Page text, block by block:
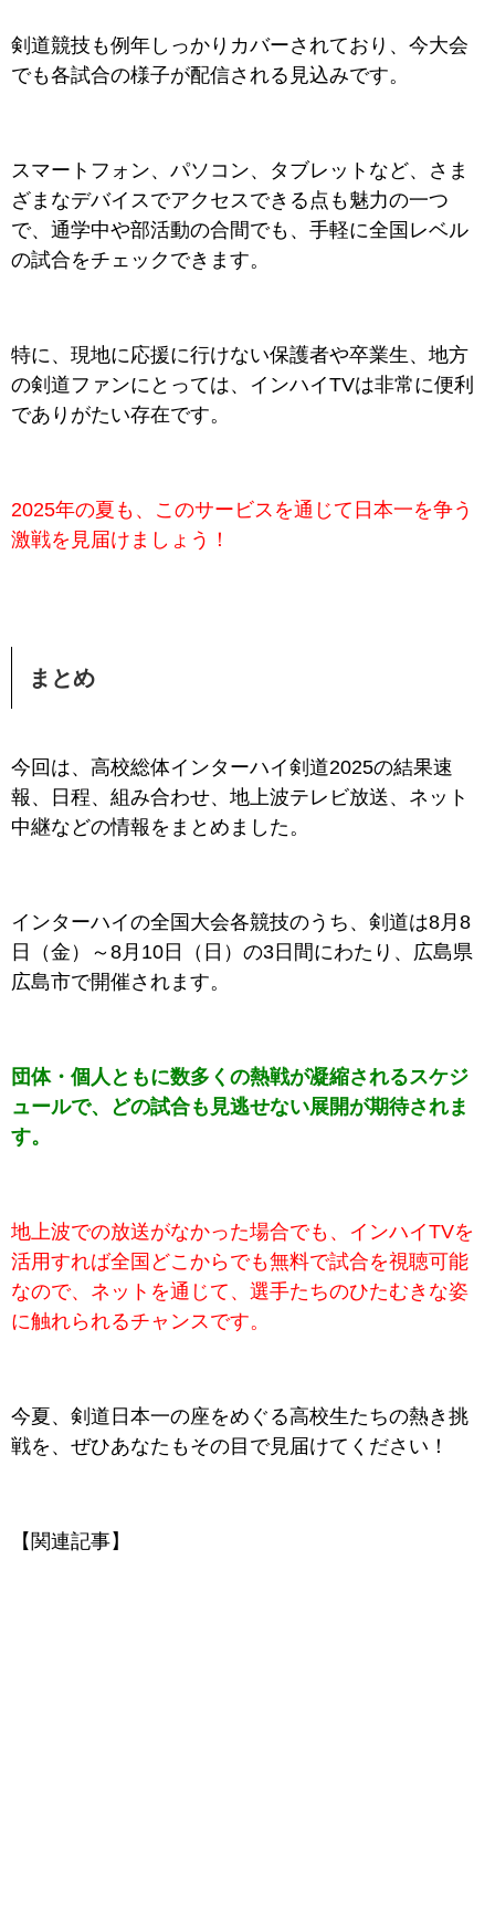
剣道競技も例年しっかりカバーされており、今大会
でも各試合の様子が配信される見込みです。
スマートフォン、パソコン、タブレットなど、さま
ざまなデバイスでアクセスできる点も魅力の一つ
で、通学中や部活動の合間でも、手軽に全国レベル
の試合をチェックできます。
特に、現地に応援に行けない保護者や卒業生、地方
の剣道ファンにとっては、インハイTVは非常に便利
でありがたい存在です。
2025年の夏も、このサービスを通じて日本一を争う
激戦を見届けましょう！
まとめ
今回は、高校総体インターハイ剣道2025の結果速
報、
日程、組み合わせ、地上波テレビ放送、ネット
中継などの情報をまとめました。
インターハイの全国大会各競技のうち、剣道は8月8
日（金）～8月10日（日）の3日間にわたり、広島県
広島市で開催されます。
団体・個人ともに数多くの熱戦が凝縮されるスケジ
ュールで、どの試合も見逃せない展開が期待されま
す。
地上波での放送がなかった場合でも、インハイTVを
活用すれば全国どこからでも無料で試合を視聴可能
なので、ネットを通じて、選手たちのひたむきな姿
に触れられるチャンスです。
今夏、剣道日本一の座をめぐる高校生たちの熱き挑
戦を、ぜひあなたもその目で見届けてください！
【関連記事】